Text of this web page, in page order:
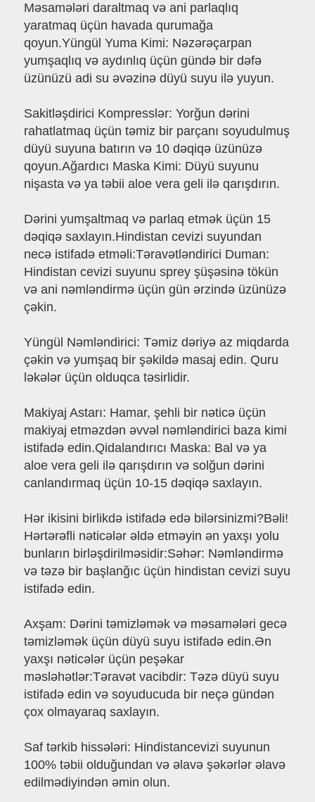
Məsamələri daraltmaq və ani parlaqlıq
yaratmaq üçün havada qurumağa
qoyun.Yüngül Yuma Kimi: Nəzərəçarpan
yumşaqlıq və aydınlıq üçün gündə bir dəfə
üzünüzü adi su əvəzinə düyü suyu ilə yuyun.
Sakitləşdirici Kompresslər: Yorğun dərini
rahatlatmaq üçün təmiz bir parçanı soyudulmuş
düyü suyuna batırın və 10 dəqiqə üzünüzə
qoyun.Ağardıcı Maska Kimi: Düyü suyunu
nişasta və ya təbii aloe vera geli ilə qarışdırın.
Dərini yumşaltmaq və parlaq etmək üçün 15
dəqiqə saxlayın.Hindistan cevizi suyundan
necə istifadə etməli:Təravətləndirici Duman:
Hindistan cevizi suyunu sprey şüşəsinə tökün
və ani nəmləndirmə üçün gün ərzində üzünüzə
çəkin.
Yüngül Nəmləndirici: Təmiz dəriyə az miqdarda
çəkin və yumşaq bir şəkildə masaj edin. Quru
ləkələr üçün olduqca təsirlidir.
Makiyaj Astarı: Hamar, şehli bir nəticə üçün
makiyaj etməzdən əvvəl nəmləndirici baza kimi
istifadə edin.Qidalandırıcı Maska: Bal və ya
aloe vera geli ilə qarışdırın və solğun dərini
canlandırmaq üçün 10-15 dəqiqə saxlayın.
Hər ikisini birlikdə istifadə edə bilərsinizmi?Bəli!
Hərtərəfli nəticələr əldə etməyin ən yaxşı yolu
bunların birləşdirilməsidir:Səhər: Nəmləndirmə
və təzə bir başlanğıc üçün hindistan cevizi suyu
istifadə edin.
Axşam: Dərini təmizləmək və məsamələri gecə
təmizləmək üçün düyü suyu istifadə edin.Ən
yaxşı nəticələr üçün peşəkar
məsləhətlər:Təravət vacibdir: Təzə düyü suyu
istifadə edin və soyuducuda bir neçə gündən
çox olmayaraq saxlayın.
Saf tərkib hissələri: Hindistancevizi suyunun
100% təbii olduğundan və əlavə şəkərlər əlavə
edilmədiyindən əmin olun.